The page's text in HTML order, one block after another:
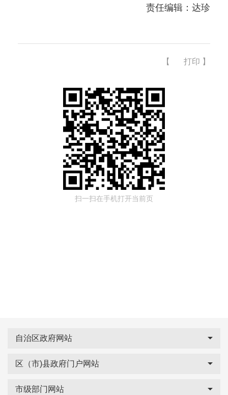
责任编辑：达珍
【 打印 】
扫一扫在手机打开当前页
自治区政府网站
区（市)县政府门户网站
市级部门网站